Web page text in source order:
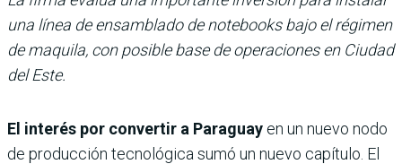
una línea de ensamblado de notebooks bajo el régimen
de maquila, con posible base de operaciones en Ciudad
del Este.
El interés por convertir a Paraguay en un nuevo nodo
de producción tecnológica sumó un nuevo capítulo. El